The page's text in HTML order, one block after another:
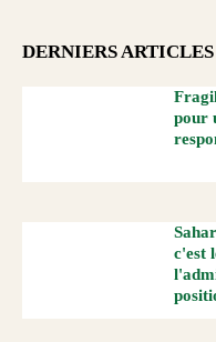
DERNIERS ARTICLES
pour
c'est